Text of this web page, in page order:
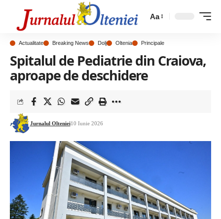
Aa
Actualitate Breaking News Dolj Oltenia Principale
Spitalul de Pediatrie din Craiova,
aproape de deschidere
Jurnalul Olteniei10 Iunie 2026